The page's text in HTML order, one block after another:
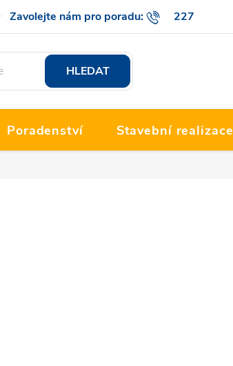
227
777 222
O nás Hodnocení obchodu Prodávané značky
HLEDAT
Poradenství Stavební realizace